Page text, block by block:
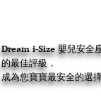
Dream i-Size 嬰兒安全
的最佳評級，
成為您寶寶最安全的選擇